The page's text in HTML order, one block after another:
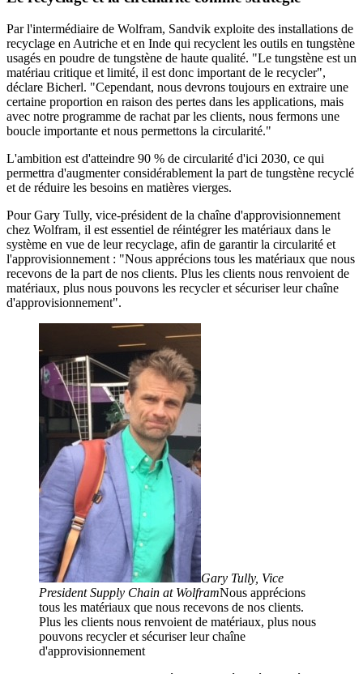
Par l'intermédiaire de Wolfram, Sandvik exploite des installations de
recyclage en Autriche et en Inde qui recyclent les outils en tungstène
usagés en poudre de tungstène de haute qualité. "Le tungstène est un
matériau critique et limité, il est donc important de le recycler",
déclare Bicherl. "Cependant, nous devrons toujours en extraire une
certaine proportion en raison des pertes dans les applications, mais
avec notre programme de rachat par les clients, nous fermons une
boucle importante et nous permettons la circularité."
L'ambition est d'atteindre 90 % de circularité d'ici 2030, ce qui
permettra d'augmenter considérablement la part de tungstène recyclé
et de réduire les besoins en matières vierges.
Pour Gary Tully, vice-président de la chaîne d'approvisionnement
chez Wolfram, il est essentiel de réintégrer les matériaux dans le
système en vue de leur recyclage, afin de garantir la circularité et
l'approvisionnement : "Nous apprécions tous les matériaux que nous
recevons de la part de nos clients. Plus les clients nous renvoient de
matériaux, plus nous pouvons les recycler et sécuriser leur chaîne
d'approvisionnement".
Gary Tully, Vice
President Supply Chain at WolframNous apprécions
tous les matériaux que nous recevons de nos clients.
Plus les clients nous renvoient de matériaux, plus nous
pouvons recycler et sécuriser leur chaîne
d'approvisionnement